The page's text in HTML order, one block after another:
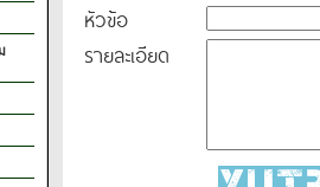
หัวข้อ
รายละเอียด